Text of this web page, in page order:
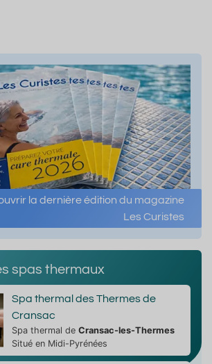
la dernière édition du magazine
Les Curistes
spas thermaux
Spa thermal des Thermes de
Cransac
Spa thermal de Cransac-les-Thermes
Situé en Midi-Pyrénées